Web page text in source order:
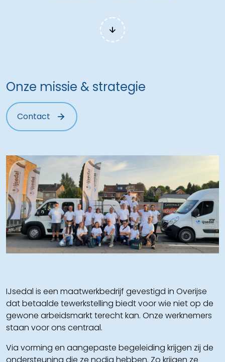
Onze missie & strategie
Contact
IJsedal is een maatwerkbedrijf gevestigd in Overijse
dat betaalde tewerkstelling biedt voor wie niet op de
gewone arbeidsmarkt terecht kan. Onze werknemers
staan voor ons centraal.
Via vorming en aangepaste begeleiding krijgen zij de